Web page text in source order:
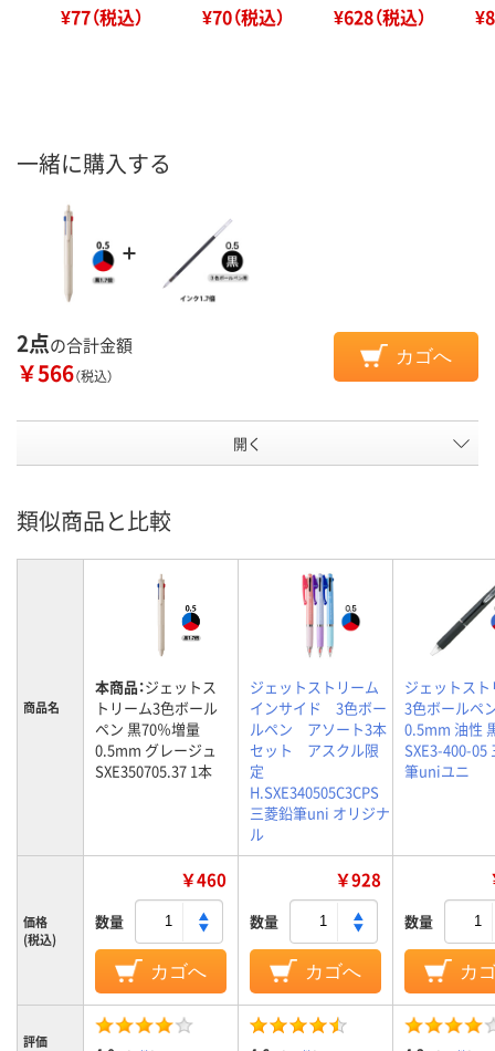
¥77（税込） ¥70（税込） ¥628（税込）
一緒に購入する
2点の合計金額
￥566（税込）
カゴへ
開く
類似商品と比較
商品名
本商品：ジェットス
トリーム3色ボール
ペン 黒70％増量
0.5mm グレージュ
SXE350705.37 1本
ジェットストリーム
インサイド 3色ボー
ルペン アソート3本
セット アスクル限
定
H.SXE340505C3CPS
三菱鉛筆uni オリジナ
ル
ジェットス
3色ボールペ
0.5mm 油性
SXE3-400-05
筆uniユニ
価格
(税込)
￥460
数量
カゴへ
￥928
数量
カゴへ
数量
カ
評価